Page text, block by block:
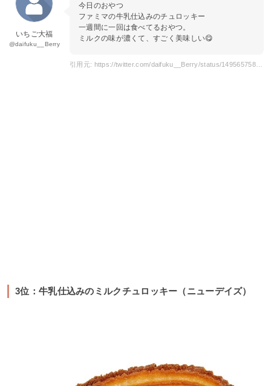
いちご大福
@daifuku__Berry
今日のおやつ
ファミマの牛乳仕込みのチュロッキー
一週間に一回は食べてるおやつ。
ミルクの味が濃くて、すごく美味しい😋
引用元: https://twitter.com/daifuku__Berry/status/1495657586578063364?s=20&t=4pUl7JWFTQ-rL-TKvguXSg
3位：牛乳仕込みのミルクチュロッキー（ニューデイズ）